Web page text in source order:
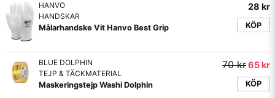
HANVO
HANDSKAR
Målarhandske Vit Hanvo Best Grip
28 kr
KÖP
BLUE DOLPHIN
TEJP & TÄCKMATERIAL
Maskeringstejp Washi Dolphin
70 kr65 kr
KÖP